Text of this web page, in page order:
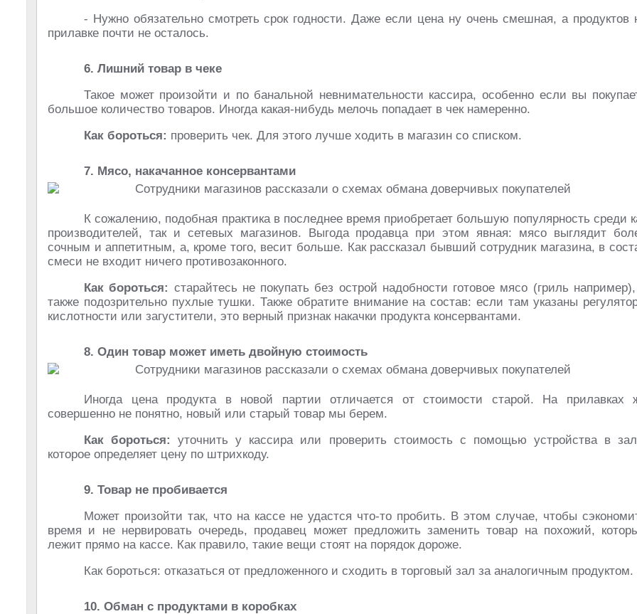
- Нужно обязательно смотреть срок годности. Даже если цена ну очень смешная, а продуктов
прилавке почти не осталось.
6. Лишний товар в чеке
Такое может произойти и по банальной невнимательности кассира, особенно если вы
большое количество товаров. Иногда какая-нибудь мелочь попадает в чек намеренно.
Как бороться: проверить чек. Для этого лучше ходить в магазин со списком.
7. Мясо, накачанное консервантами
К сожалению, подобная практика в последнее время приобретает большую популярность среди
производителей, так и сетевых магазинов. Выгода продавца при этом явная: мясо выглядит
сочным и аппетитным, а, кроме того, весит больше. Как рассказал бывший сотрудник магазина, в
смеси не входит ничего противозаконного.
Как бороться: старайтесь не покупать без острой надобности готовое мясо (гриль
также подозрительно пухлые тушки. Также обратите внимание на состав: если там указаны
кислотности или загустители, это верный признак накачки продукта консервантами.
8. Один товар может иметь двойную стоимость
Иногда цена продукта в новой партии отличается от стоимости старой. На прилавках
совершенно не понятно, новый или старый товар мы берем.
Как бороться:
уточнить у кассира или проверить стоимость с помощью устройства в
которое определяет цену по штрихкоду.
9. Товар не пробивается
Может произойти так, что на кассе не удастся что-то пробить. В этом случае, чтобы
время и не нервировать очередь, продавец может предложить заменить товар на похожий,
лежит прямо на кассе. Как правило, такие вещи стоят на порядок дороже.
Как бороться: отказаться от предложенного и сходить в торговый зал за аналогичным продуктом.
10. Обман с продуктами в коробках